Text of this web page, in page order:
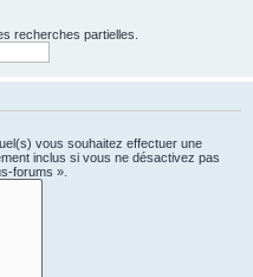
recherches partielles.
vous souhaitez effectuer une
inclus si vous ne désactivez pas
forums ».